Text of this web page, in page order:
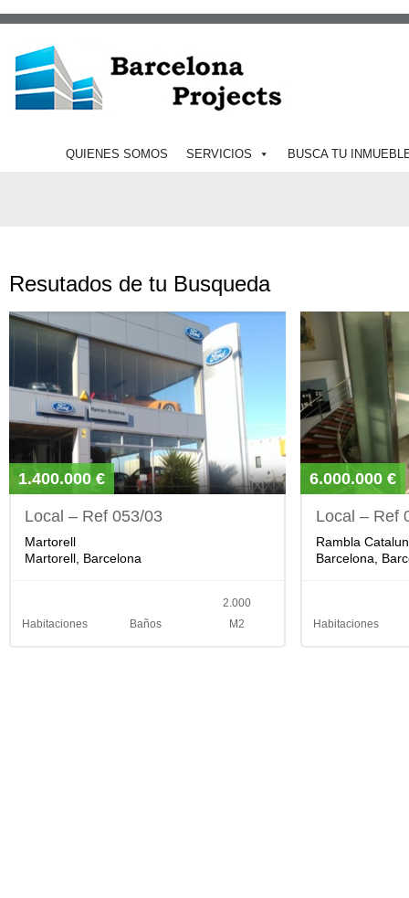
QUIENES SOMOS SERVICIOS BUSCA TU
Resutados de tu Busqueda
1.400.000 €
Local – Ref 053/03
Martorell
Martorell, Barcelona
Habitaciones Baños
2.000
M2
6.000.000 €
Local – Ref
Rambla
Barcelona,
Habitaciones